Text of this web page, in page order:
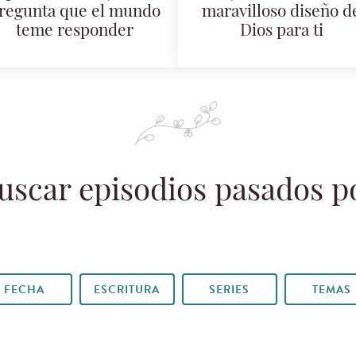
que el mundo
teme responder
maravilloso diseño
Dios para ti
episodios pasados
FECHA ESCRITURA SERIES TEMAS